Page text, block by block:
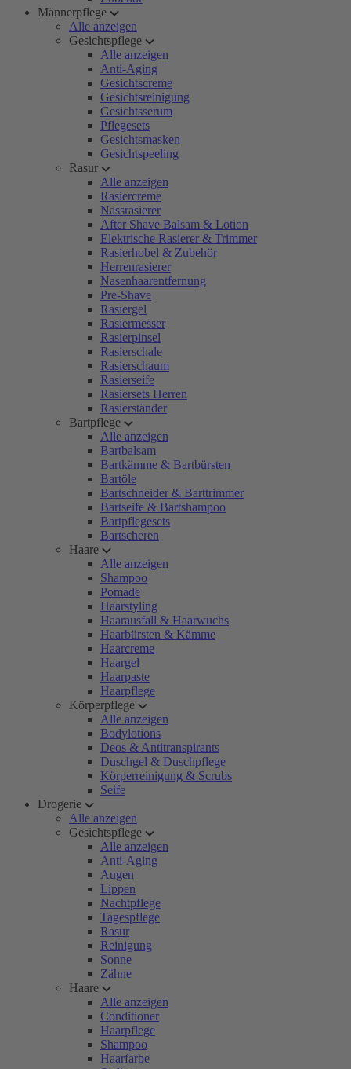
Männerpflege
Alle anzeigen
Gesichtspflege
Alle anzeigen
Anti-Aging
Gesichtscreme
Gesichtsreinigung
Gesichtsserum
Pflegesets
Gesichtsmasken
Gesichtspeeling
Rasur
Alle anzeigen
Rasiercreme
Nassrasierer
After Shave Balsam & Lotion
Elektrische Rasierer & Trimmer
Rasierhobel & Zubehör
Herrenrasierer
Nasenhaarentfernung
Pre-Shave
Rasiergel
Rasiermesser
Rasierpinsel
Rasierschale
Rasierschaum
Rasierseife
Rasiersets Herren
Rasierständer
Bartpflege
Alle anzeigen
Bartbalsam
Bartkämme & Bartbürsten
Bartöle
Bartschneider & Barttrimmer
Bartseife & Bartshampoo
Bartpflegesets
Bartscheren
Haare
Alle anzeigen
Shampoo
Pomade
Haarstyling
Haarausfall & Haarwuchs
Haarbürsten & Kämme
Haarcreme
Haargel
Haarpaste
Haarpflege
Körperpflege
Alle anzeigen
Bodylotions
Deos & Antitranspirants
Duschgel & Duschpflege
Körperreinigung & Scrubs
Seife
Drogerie
Alle anzeigen
Gesichtspflege
Alle anzeigen
Anti-Aging
Augen
Lippen
Nachtpflege
Tagespflege
Rasur
Reinigung
Sonne
Zähne
Haare
Alle anzeigen
Conditioner
Haarpflege
Shampoo
Haarfarbe